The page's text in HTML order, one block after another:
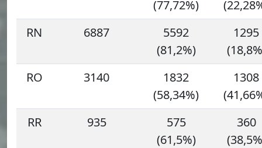
(77,72%)
RN
6887
5592
(81,2%)
1295
RO
3140
1832
(58,34%)
1308
RR
935
575
(61,5%)
360